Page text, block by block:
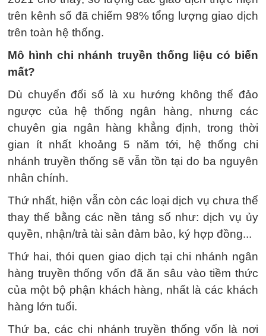
trên kênh số đã chiếm 98% tổng lượng giao dịch
trên toàn hệ thống.
Mô hình chi nhánh truyền thống liệu có biến
mất?
Dù chuyển đổi số là xu hướng không thể đảo
ngược của hệ thống ngân hàng, nhưng các
chuyên gia ngân hàng khẳng định, trong thời
gian ít nhất khoảng 5 năm tới, hệ thống chi
nhánh truyền thống sẽ vẫn tồn tại do ba nguyên
nhân chính.
Thứ nhất, hiện vẫn còn các loại dịch vụ chưa thể
thay thế bằng các nền tảng số như: dịch vụ ủy
quyền, nhận/trả tài sản đảm bảo, ký hợp đồng...
Thứ hai, thói quen giao dịch tại chi nhánh ngân
hàng truyền thống vốn đã ăn sâu vào tiềm thức
của một bộ phận khách hàng, nhất là các khách
hàng lớn tuổi.
Thứ ba, các chi nhánh truyền thống vốn là nơi